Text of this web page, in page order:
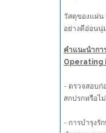
วัสดุของแผ่น
อย่างดีอ่อนนุ่
คำแนะนำกา
Operating
- ตรวจสอบก่
สกปรกหรือไม่
- การบำรุงรั